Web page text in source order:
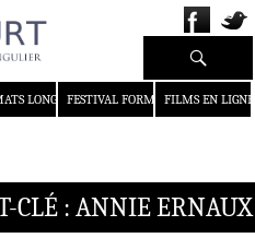
LONGS FESTIVAL FORMAT COURT
FILMS EN LIGNE
Recherche
CLÉ : ANNIE ERNAUX